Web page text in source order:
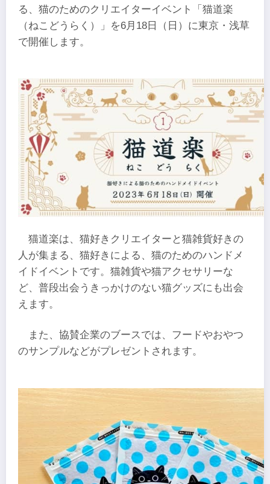
る、猫のためのクリエイターイベント「猫道楽
（ねこどうらく）」を6月18日（日）に東京・浅草
で開催します。
猫道楽は、猫好きクリエイターと猫雑貨好きの
人が集まる、猫好きによる、猫のためのハンドメ
イドイベントです。猫雑貨や猫アクセサリーな
ど、普段出会うきっかけのない猫グッズにも出会
えます。
また、協賛企業のブースでは、フードやおやつ
のサンプルなどがプレゼントされます。